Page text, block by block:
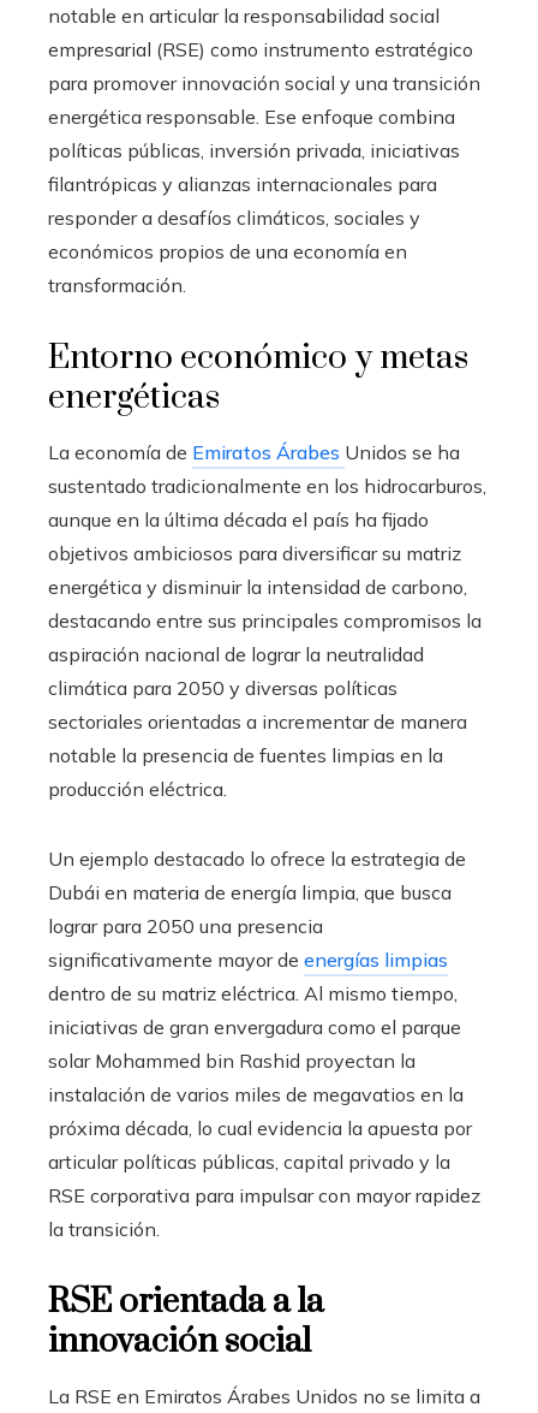
notable en articular la responsabilidad social
empresarial (RSE) como instrumento estratégico
para promover innovación social y una transición
energética responsable. Ese enfoque combina
políticas públicas, inversión privada, iniciativas
filantrópicas y alianzas internacionales para
responder a desafíos climáticos, sociales y
económicos propios de una economía en
transformación.
Entorno económico y metas
energéticas
La economía de Emiratos Árabes Unidos se ha
sustentado tradicionalmente en los hidrocarburos,
aunque en la última década el país ha fijado
objetivos ambiciosos para diversificar su matriz
energética y disminuir la intensidad de carbono,
destacando entre sus principales compromisos la
aspiración nacional de lograr la neutralidad
climática para 2050 y diversas políticas
sectoriales orientadas a incrementar de manera
notable la presencia de fuentes limpias en la
producción eléctrica.
Un ejemplo destacado lo ofrece la estrategia de
Dubái en materia de energía limpia, que busca
lograr para 2050 una presencia
significativamente mayor de energías limpias
dentro de su matriz eléctrica. Al mismo tiempo,
iniciativas de gran envergadura como el parque
solar Mohammed bin Rashid proyectan la
instalación de varios miles de megavatios en la
próxima década, lo cual evidencia la apuesta por
articular políticas públicas, capital privado y la
RSE corporativa para impulsar con mayor rapidez
la transición.
RSE orientada a la
innovación social
La RSE en Emiratos Árabes Unidos no se limita a